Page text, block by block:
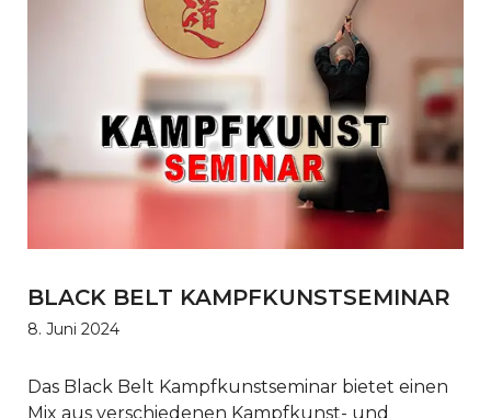
BLACK BELT KAMPFKUNSTSEMINAR
8. Juni 2024
Das Black Belt Kampfkunstseminar bietet einen
Mix aus verschiedenen Kampfkunst- und